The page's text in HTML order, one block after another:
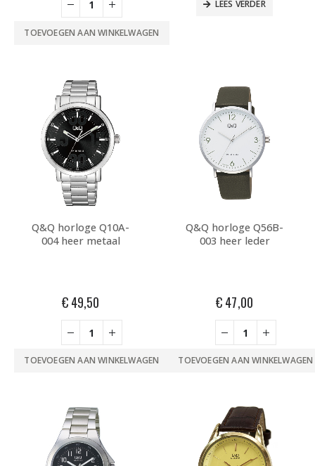
TOEVOEGEN AAN WINKELWAGEN
LEES VERDER
Q&Q horloge Q10A-
004 heer metaal
€49,50
TOEVOEGEN AAN WINKELWAGEN
Q&Q horloge Q56B-
003 heer leder
€47,00
TOEVOEGEN AAN WINKELWAGEN